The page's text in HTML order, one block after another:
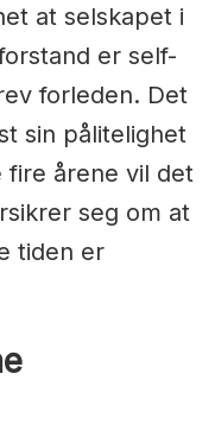
at selskapet i
er self-
forleden. Det
sin pålitelighet
fire årene vil det
seg om at
tiden er